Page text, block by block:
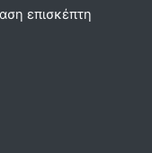
επισκέπτη